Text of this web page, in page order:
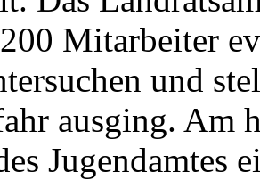
Mitarbeiter
und
ausging. Am
Jugendamtes